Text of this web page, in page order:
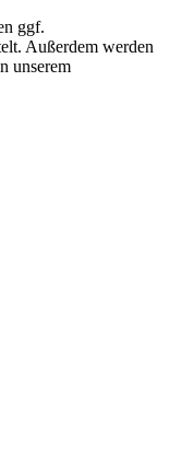
ggf.
Außerdem werden
unserem